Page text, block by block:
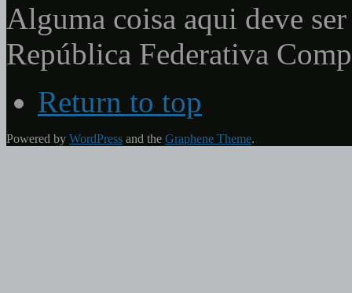
Alguma coisa aqui deve
República Federativa
Return to top
Powered by WordPress and the Graphene Theme.